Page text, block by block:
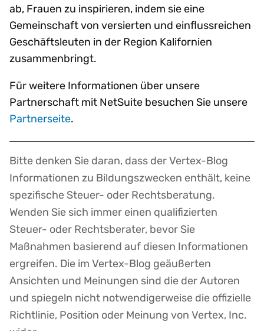
ab, Frauen zu inspirieren, indem sie eine
Gemeinschaft von versierten und einflussreichen
Geschäftsleuten in der Region Kalifornien
zusammenbringt.
Für weitere Informationen über unsere
Partnerschaft mit NetSuite besuchen Sie unsere
Partnerseite.
Disclaimer
Bitte denken Sie daran, dass der Vertex-Blog
Informationen zu Bildungszwecken enthält, keine
spezifische Steuer- oder Rechtsberatung.
Wenden Sie sich immer einen qualifizierten
Steuer- oder Rechtsberater, bevor Sie
Maßnahmen basierend auf diesen Informationen
ergreifen. Die im Vertex-Blog geäußerten
Ansichten und Meinungen sind die der Autoren
und spiegeln nicht notwendigerweise die offizielle
Richtlinie, Position oder Meinung von Vertex, Inc.